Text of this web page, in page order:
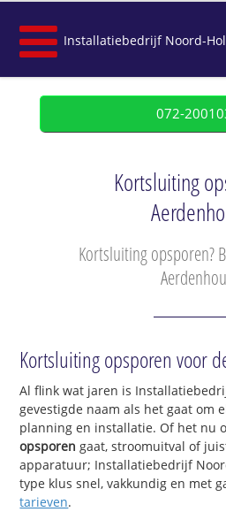
Installatiebedrijf Noord-
072-
Kortsluiting
Kortsluiting opsporen?
Kortsluiting opsporen voor
Al flink wat jaren is
gevestigde naam als het gaat om
planning en installatie. Of het nu
opsporen gaat, stroomuitval of
apparatuur; Installatiebedrijf
type klus snel, vakkundig en met
tarieven.